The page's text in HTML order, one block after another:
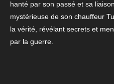
German
120*160
cm
hanté par son passé et sa
mystérieuse de son chauffeur
la vérité, révélant secrets et
par la guerre.